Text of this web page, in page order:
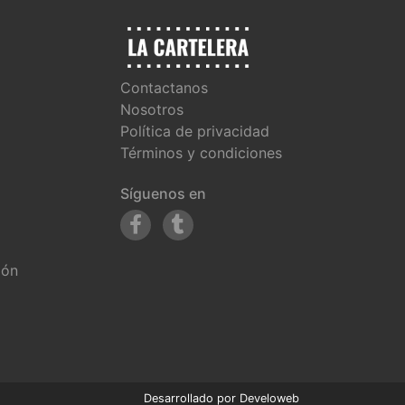
Contactanos
Nosotros
Política de privacidad
Términos y condiciones
Síguenos en
Desarrollado por Develoweb